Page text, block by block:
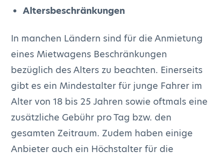
Altersbeschränkungen
In manchen Ländern sind für die Anmietung
eines Mietwagens Beschränkungen
bezüglich des Alters zu beachten. Einerseits
gibt es ein Mindestalter für junge Fahrer im
Alter von 18 bis 25 Jahren sowie oftmals eine
zusätzliche Gebühr pro Tag bzw. den
gesamten Zeitraum. Zudem haben einige
Anbieter auch ein Höchstalter für die